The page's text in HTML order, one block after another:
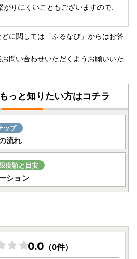
りにくいこともございますので、
に関しては「ふるなび」からはお答
問い合わせいただくようお願いいた
っと知りたい方はコチラ
ップ
流れ
度額と目安
ション
0.0 （0件）